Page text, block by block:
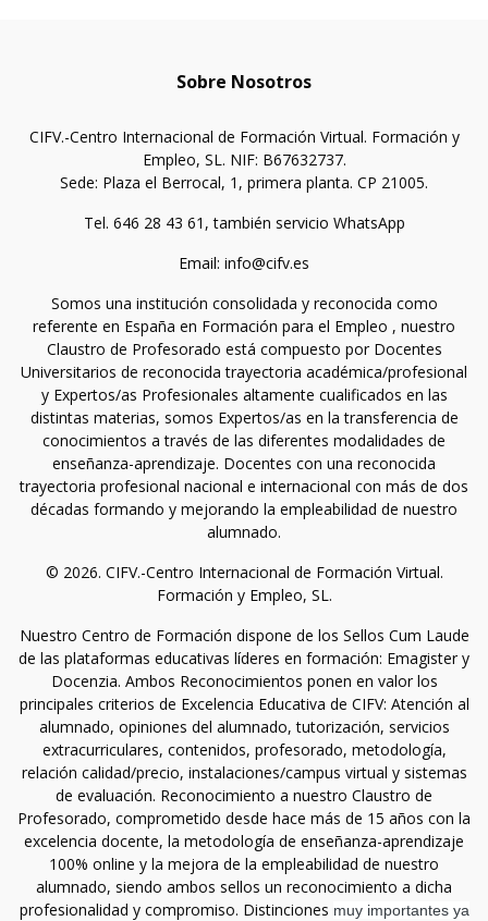
Sobre Nosotros
CIFV.-Centro Internacional de Formación Virtual. Formación y
Empleo, SL. NIF: B67632737.
Sede: Plaza el Berrocal, 1, primera planta. CP 21005.
Tel. 646 28 43 61, también servicio WhatsApp
Email: info@cifv.es
Somos una institución consolidada y reconocida como
referente en España en Formación para el Empleo , nuestro
Claustro de Profesorado está compuesto por Docentes
Universitarios de reconocida trayectoria académica/profesional
y Expertos/as Profesionales altamente cualificados en las
distintas materias, somos Expertos/as en la transferencia de
conocimientos a través de las diferentes modalidades de
enseñanza-aprendizaje. Docentes con una reconocida
trayectoria profesional nacional e internacional con más de dos
décadas formando y mejorando la empleabilidad de nuestro
alumnado.
© 2026. CIFV.-Centro Internacional de Formación Virtual.
Formación y Empleo, SL.
Nuestro Centro de Formación dispone de los Sellos Cum Laude
de las plataformas educativas líderes en formación: Emagister y
Docenzia. Ambos Reconocimientos ponen en valor los
principales criterios de Excelencia Educativa de CIFV: Atención al
alumnado, opiniones del alumnado, tutorización, servicios
extracurriculares, contenidos, profesorado, metodología,
relación calidad/precio, instalaciones/campus virtual y sistemas
de evaluación. Reconocimiento a nuestro Claustro de
Profesorado, comprometido desde hace más de 15 años con la
excelencia docente, la metodología de enseñanza-aprendizaje
100% online y la mejora de la empleabilidad de nuestro
alumnado, siendo ambos sellos un reconocimiento a dicha
profesionalidad y compromiso. Distinciones muy importantes ya